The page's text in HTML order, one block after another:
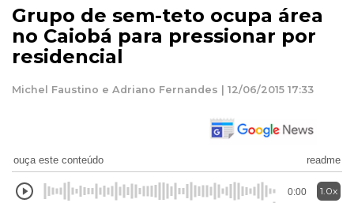
Grupo de sem-teto ocupa área
no Caiobá para pressionar por
residencial
Michel Faustino e Adriano Fernandes | 12/06/2015 17:33
ouça este conteúdo readme
0:00 1.0x